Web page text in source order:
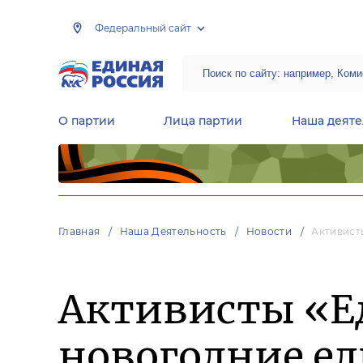
Федеральный сайт
О партии Лица партии Наша
Главная Наша Деятельность Новости
Активисты